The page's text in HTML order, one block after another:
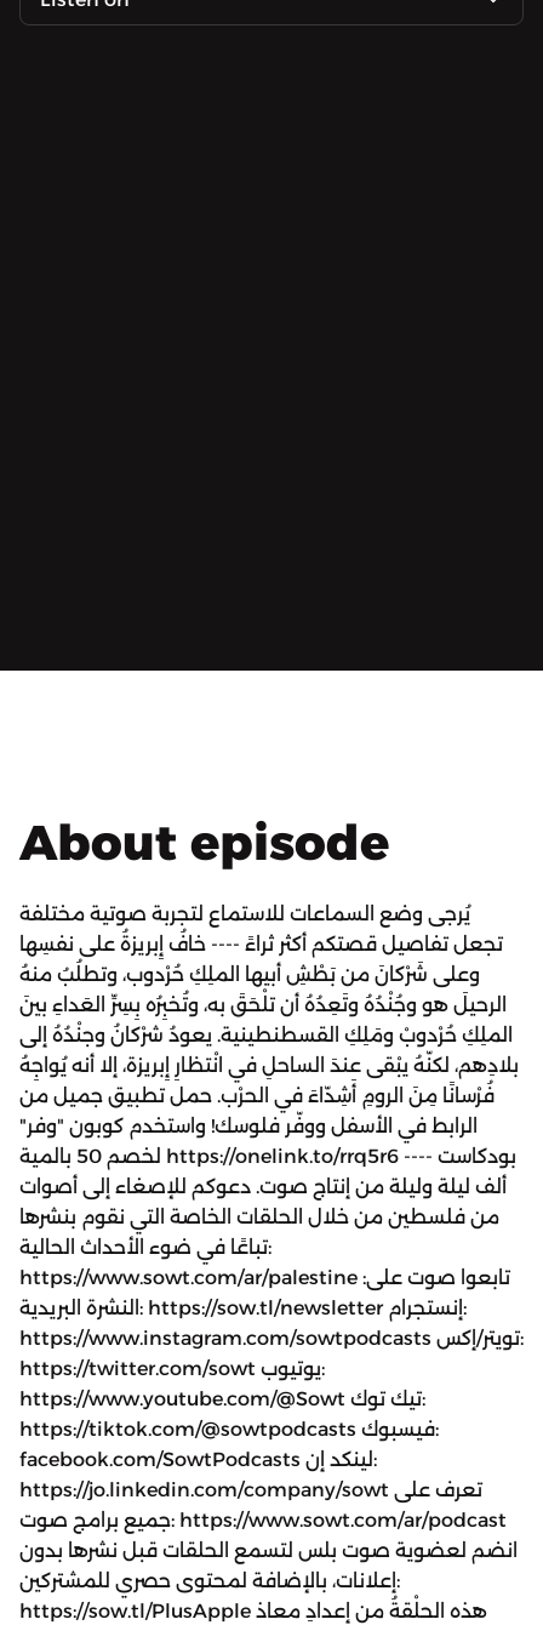
About episode
يُرجى وضع السماعات للاستماع لتجربة صوتية مختلفة
تجعل تفاصيل قصتكم أكثر ثراءً ---- خافُ إِبريزةُ على نفسِها
وعلى شَرْكانَ من بَطْشِ أبيها الملِكِ حُرْدوب، وتطلُبُ منهُ
الرحيلَ هو وجُنْدُهُ وتَعِدُهُ أن تلْحَقَ به، وتُخبِرُه بِسِرِّ العَداءِ بينَ
الملِكِ حُرْدوبْ ومَلِكِ القسطنطينية. يعودُ شرْكانُ وجنْدُهُ إلى
بلادِهم، لكنّهُ يبْقى عندَ الساحلِ في انْتظارِ إِبريزة، إلا أنه يُواجِهُ
فُرْسانًا مِنَ الرومِ أَشِدّاءَ في الحرْب. حمل تطبيق جميل من
الرابط في الأسفل ووفّر فلوسك! واستخدم كوبون "وفر"
لخصم 50 بالمية https://onelink.to/rrq5r6 ---- بودكاست
ألف ليلة وليلة من إنتاج صوت. دعوكم للإصغاء إلى أصوات
من فلسطين من خلال الحلقات الخاصة التي نقوم بنشرها
تباعًا في ضوء الأحداث الحالية:
https://www.sowt.com/ar/palestine تابعوا صوت على:
النشرة البريدية: https://sow.tl/newsletter إنستجرام:
https://www.instagram.com/sowtpodcasts تويتر/إكس:
https://twitter.com/sowt يوتيوب:
https://www.youtube.com/@Sowt تيك توك:
https://tiktok.com/@sowtpodcasts فيسبوك:
facebook.com/SowtPodcasts لينكد إن:
https://jo.linkedin.com/company/sowt تعرف على
جميع برامج صوت: https://www.sowt.com/ar/podcast
انضم لعضوية صوت بلس لتسمع الحلقات قبل نشرها بدون
إعلانات، بالإضافة لمحتوى حصري للمشتركين:
https://sow.tl/PlusApple هذه الحلْقةُ من إعدادِ معاذ